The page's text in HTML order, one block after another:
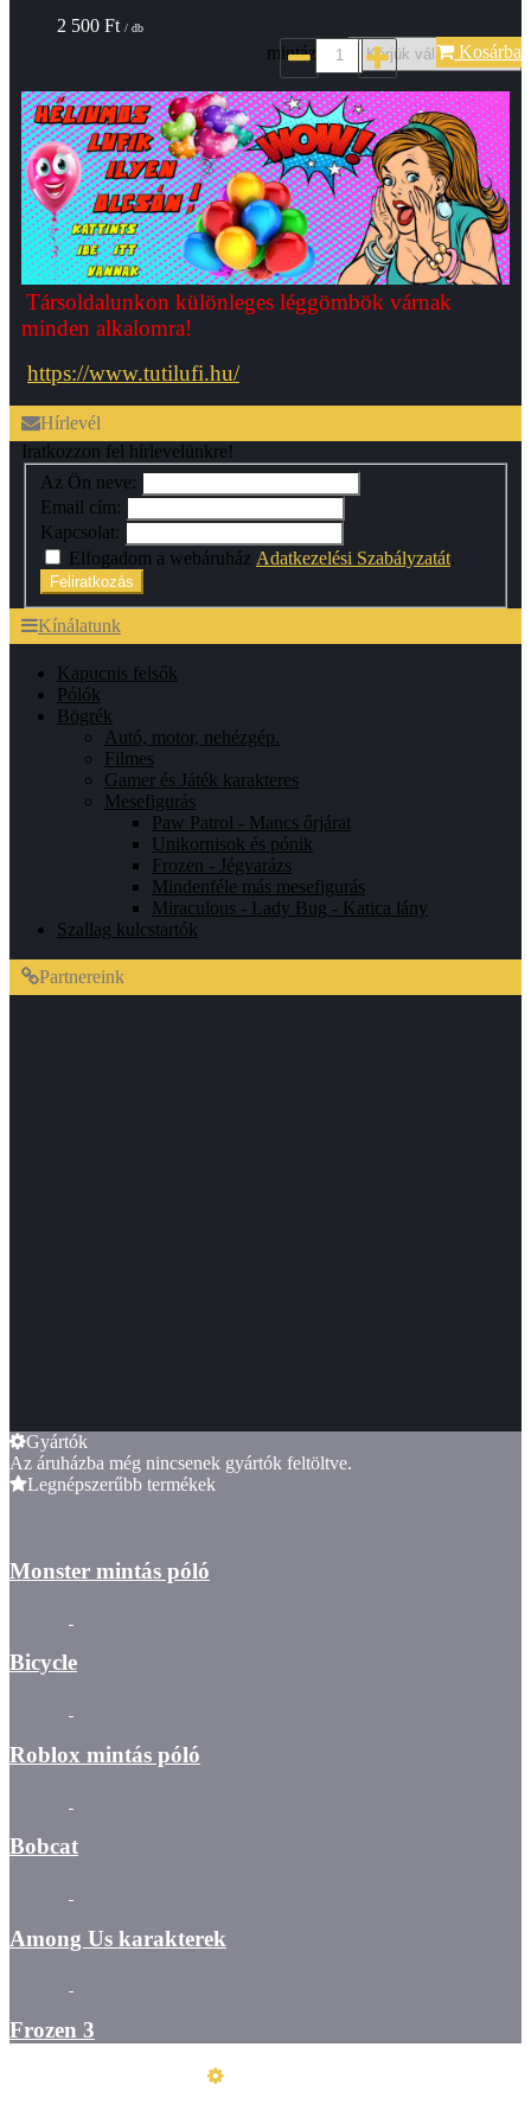
2 500 Ft / db
mintázat*: Kosárba
Társoldalunkon különleges léggömbök várnak
minden alkalomra!
https://www.tutilufi.hu/
Hírlevél
Iratkozzon fel hírlevelünkre!
Az Ön neve:
Email cím:
Kapcsolat:
Elfogadom a webáruház Adatkezelési Szabályzatát.
Feliratkozás
Kínálatunk
Kapucnis felsők
Pólók
Bögrék
Autó, motor, nehézgép.
Filmes
Gamer és Játék karakteres
Mesefigurás
Paw Patrol - Mancs őrjárat
Unikornisok és pónik
Frozen - Jégvarázs
Mindenféle más mesefigurás
Miraculous - Lady Bug - Katica lány
Szallag kulcstartók
Partnereink
Gyártók
Az áruházba még nincsenek gyártók feltöltve.
Legnépszerűbb termékek
Monster mintás póló
Bicycle
Roblox mintás póló
Bobcat
Among Us karakterek
Frozen 3